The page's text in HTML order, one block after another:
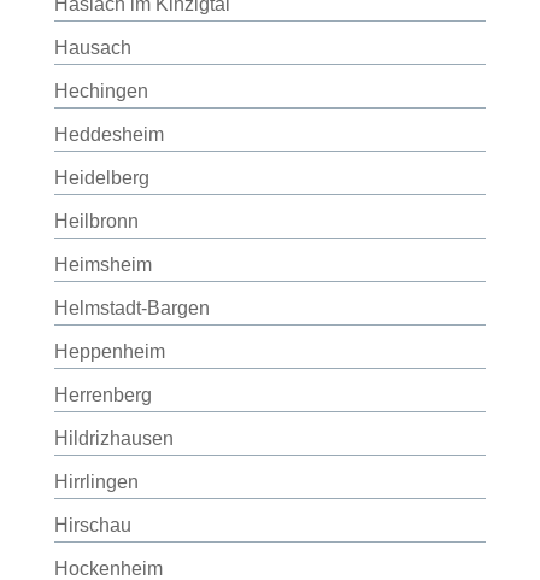
Haslach im Kinzigtal
Hausach
Hechingen
Heddesheim
Heidelberg
Heilbronn
Heimsheim
Helmstadt-Bargen
Heppenheim
Herrenberg
Hildrizhausen
Hirrlingen
Hirschau
Hockenheim